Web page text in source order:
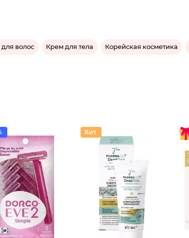
волос Крем для тела Корейская косметика